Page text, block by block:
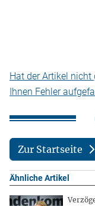
Hat der Artikel nicht
Ihnen Fehler
Zur Startseite
Ähnliche Artikel